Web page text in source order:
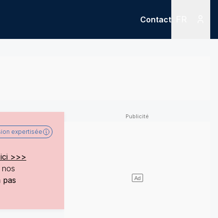
Contact
expertisée
>>>
pas